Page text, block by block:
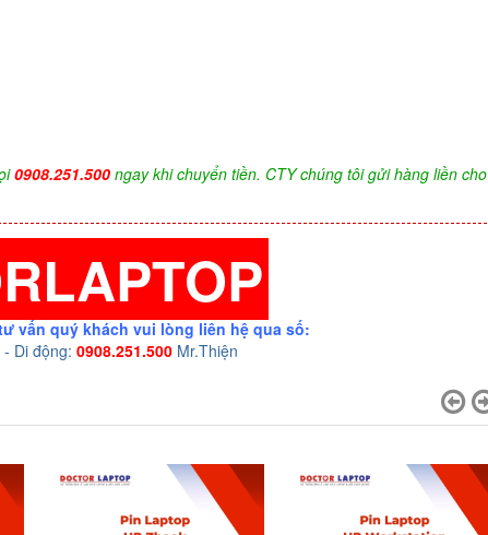
0908.251.500 ngay khi chuyển tiền. CTY chúng tôi gửi hàng liền cho
vấn quý khách vui lòng liên hệ qua số:
- Di động: 0908.251.500Mr.Thiện